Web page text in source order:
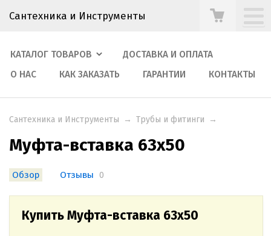
Сантехника и Инструменты
КАТАЛОГ ТОВАРОВ
ДОСТАВКА И ОПЛАТА
О НАС
КАК ЗАКАЗАТЬ ГАРАНТИИ КОНТАКТЫ
Сантехника и Инструменты → Трубы и фитинги →
Муфта-вставка 63х50
Обзор Отзывы 0
Купить Муфта-вставка 63х50